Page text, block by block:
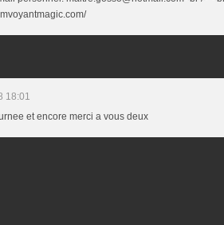
18:01
et encore merci a vous deux